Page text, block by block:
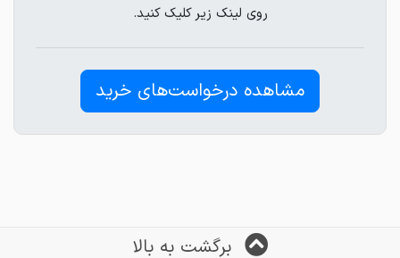
روی لینک زیر کلیک کنید.
مشاهده درخواست‌های خرید
برگشت به بالا